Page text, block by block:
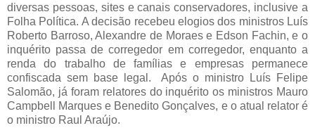
diversas pessoas, sites e canais conservadores, inclusive a
Folha Política. A decisão recebeu elogios dos ministros Luís
Roberto Barroso, Alexandre de Moraes e Edson Fachin, e o
inquérito passa de corregedor em corregedor, enquanto a
renda do trabalho de famílias e empresas permanece
confiscada sem base legal. Após o ministro Luís Felipe
Salomão, já foram relatores do inquérito os ministros Mauro
Campbell Marques e Benedito Gonçalves, e o atual relator é
o ministro Raul Araújo.